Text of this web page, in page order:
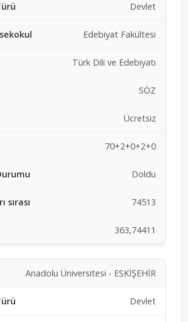
Devlet
Edebiyat Fakültesi
Türk Dili ve Edebiyatı
SÖZ
Ücretsiz
70+2+0+2+0
Doldu
74513
363,74411
Anadolu Üniversitesi - ESKİŞEHİR
Devlet